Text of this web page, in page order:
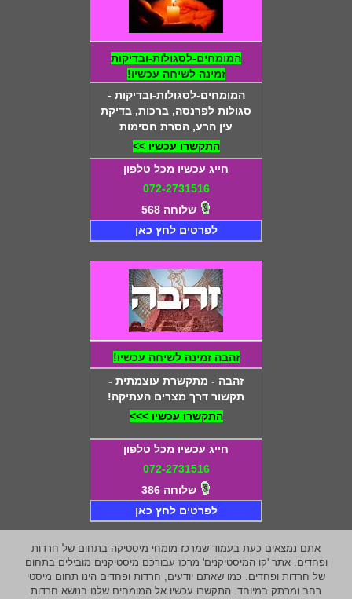
המומחים-לסגולות-ובדיקות
זמינה לשיחה עכשיו!
המומחים-לסגולות-ובדיקות -
סגולות לפרנסה, ברכות, בדיקת
עין הרע, הסרת חסימות
התקשרו עכשיו >>
חייג עכשיו מכל טלפון
072-2731516
שלוחה 568
לפרטים לחץ כאן
זהבה זמינה לשיחה עכשיו!
זהבה - מתקשרת עוצמתית -
תקשור דרך מצרים העתיקה!
התקשרו עכשיו >>>
חייג עכשיו מכל טלפון
072-2731516
שלוחה 386
לפרטים לחץ כאן
אתם נמצאים כעת בעמוד שמרכז מומחי מיסטיקה בתחום של חרדות
ופחדים. אתר 'קו המיסטיקנים' מרכז עבורכם מיסטיקנים מובילים בתחום
של חרדות ופחדים. כמו שאתם יודעים, חרדות ופחדים הינו תחום מיסטי
רחב ומרתק במיוחד. התקשרו עכשיו אל המומחים שלנו בנושא חרדות